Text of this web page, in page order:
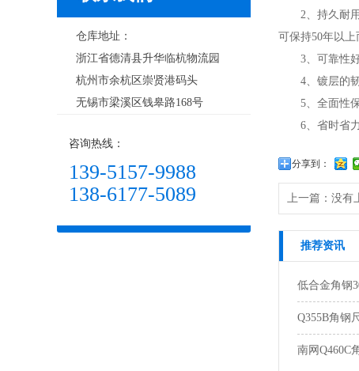
仓库地址：
浙江省德清县升华临杭物流园
杭州市余杭区崇贤港码头
无锡市梁溪区钱皋路168号
咨询热线：
139-5157-9988
138-6177-5089
2、持久耐用
可保持50年以
3、可靠性好
4、镀层的韧
5、全面性保
6、省时省力
分享到：
上一篇： 没有
推荐资讯
低合金角钢
Q355B角钢
南网Q460C